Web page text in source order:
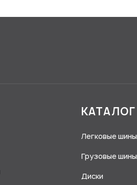
КАТАЛОГ
Легковые шины
Грузовые шины
Диски